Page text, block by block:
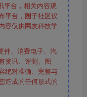
平台，相关内容观
平台，圈子社区仅
容仅供网友科技学
件、消费电子、汽
资讯、评测、图
绝对准确、完整与
造成的任何形式的